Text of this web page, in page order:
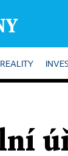
REALITY